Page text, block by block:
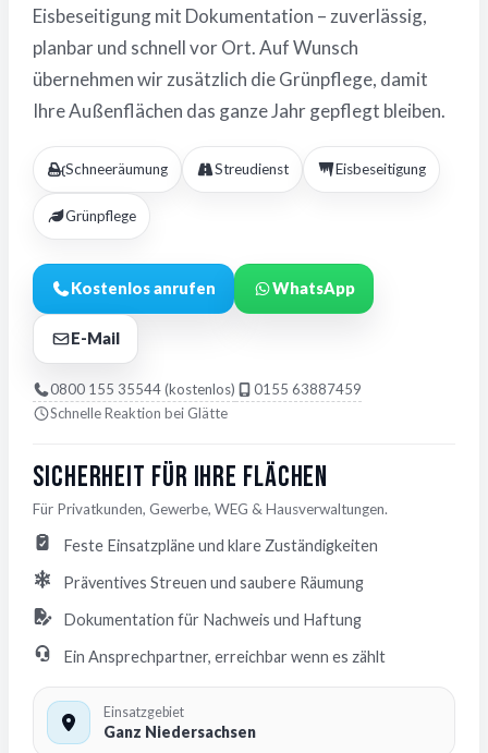
Eisbeseitigung mit Dokumentation – zuverlässig,
planbar und schnell vor Ort. Auf Wunsch
übernehmen wir zusätzlich die Grünpflege, damit
Ihre Außenflächen das ganze Jahr gepflegt bleiben.
Schneeräumung Streudienst Eisbeseitigung
Grünpflege
Kostenlos anrufen WhatsApp
E-Mail
0800 155 35544 (kostenlos)
0155 63887459
Schnelle Reaktion bei Glätte
Sicherheit für Ihre Flächen
Für Privatkunden, Gewerbe, WEG & Hausverwaltungen.
Feste Einsatzpläne und klare Zuständigkeiten
Präventives Streuen und saubere Räumung
Dokumentation für Nachweis und Haftung
Ein Ansprechpartner, erreichbar wenn es zählt
Einsatzgebiet
Ganz Niedersachsen